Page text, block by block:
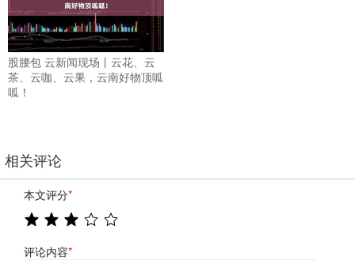
股腰包 云新闻现场丨云花、云
茶、云咖、云果，云南好物顶呱
呱！
相关评论
本文评分*
评论内容*